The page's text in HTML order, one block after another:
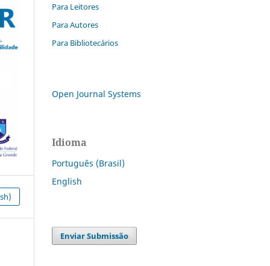
Para Leitores
Para Autores
Para Bibliotecários
Open Journal Systems
Idioma
Português (Brasil)
English
Enviar Submissão